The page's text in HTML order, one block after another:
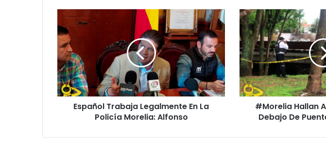
Trabaja
Legalmente
En
La
Policía
Morelia:
Alfonso
Español Trabaja Legalmente En La
Policía Morelia: Alfonso
#Morelia
Hallan
A
Persona
Muerta
Debajo
De
Puente
En
#Morelia Hallan
Debajo De